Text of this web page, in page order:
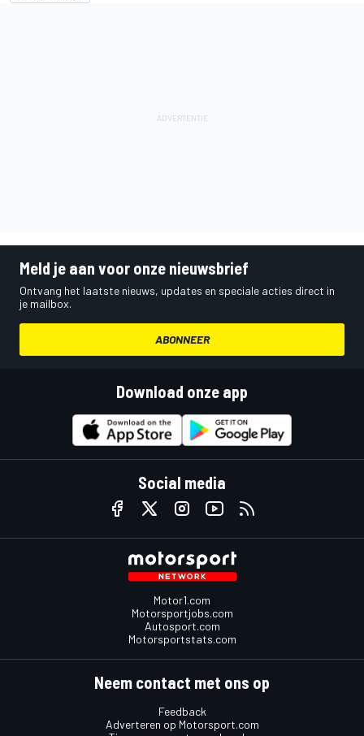
Meld je aan voor onze nieuwsbrief
Ontvang het laatste nieuws, updates en speciale acties direct in
je mailbox.
ABONNEER
Download onze app
Social media
Motor1.com
Motorsportjobs.com
Autosport.com
Motorsportstats.com
Neem contact met ons op
Feedback
Adverteren op Motorsport.com